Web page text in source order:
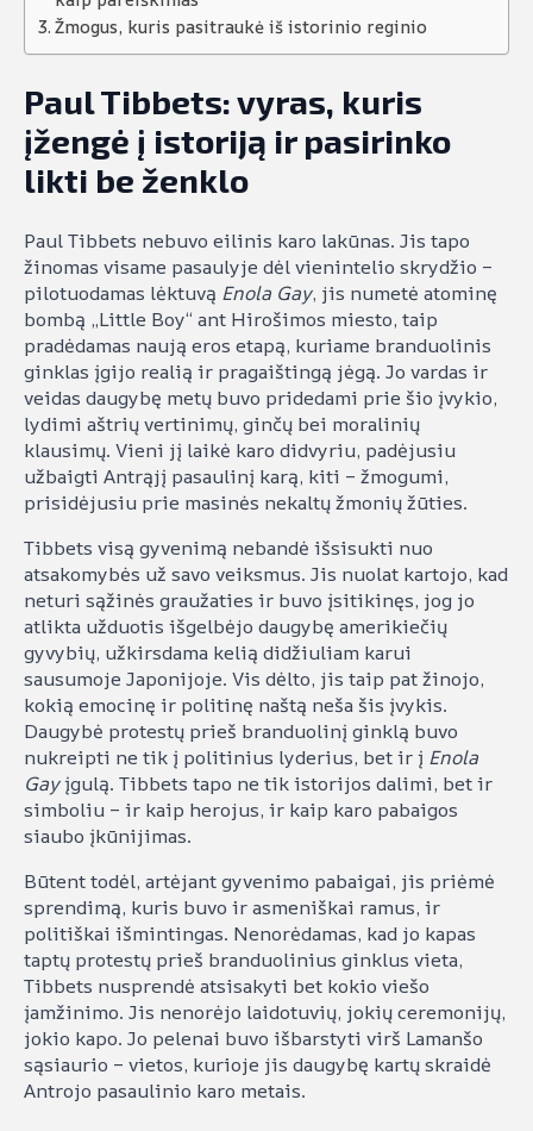
Žmogus, kuris pasitraukė iš istorinio reginio
Paul Tibbets: vyras, kuris
įžengė į istoriją ir pasirinko
likti be ženklo
Paul Tibbets nebuvo eilinis karo lakūnas. Jis tapo
žinomas visame pasaulyje dėl vienintelio skrydžio –
pilotuodamas lėktuvą Enola Gay, jis numetė atominę
bombą „Little Boy“ ant Hirošimos miesto, taip
pradėdamas naują eros etapą, kuriame branduolinis
ginklas įgijo realią ir pragaištingą jėgą. Jo vardas ir
veidas daugybę metų buvo pridedami prie šio įvykio,
lydimi aštrių vertinimų, ginčų bei moralinių
klausimų. Vieni jį laikė karo didvyriu, padėjusiu
užbaigti Antrąjį pasaulinį karą, kiti – žmogumi,
prisidėjusiu prie masinės nekaltų žmonių žūties.
Tibbets visą gyvenimą nebandė išsisukti nuo
atsakomybės už savo veiksmus. Jis nuolat kartojo, kad
neturi sąžinės graužaties ir buvo įsitikinęs, jog jo
atlikta užduotis išgelbėjo daugybę amerikiečių
gyvybių, užkirsdama kelią didžiuliam karui
sausumoje Japonijoje. Vis dėlto, jis taip pat žinojo,
kokią emocinę ir politinę naštą neša šis įvykis.
Daugybė protestų prieš branduolinį ginklą buvo
nukreipti ne tik į politinius lyderius, bet ir į Enola
Gayįgulą. Tibbets tapo ne tik istorijos dalimi, bet ir
simboliu – ir kaip herojus, ir kaip karo pabaigos
siaubo įkūnijimas.
Būtent todėl, artėjant gyvenimo pabaigai, jis priėmė
sprendimą, kuris buvo ir asmeniškai ramus, ir
politiškai išmintingas. Nenorėdamas, kad jo kapas
taptų protestų prieš branduolinius ginklus vieta,
Tibbets nusprendė atsisakyti bet kokio viešo
įamžinimo. Jis nenorėjo laidotuvių, jokių ceremonijų,
jokio kapo. Jo pelenai buvo išbarstyti virš Lamanšo
sąsiaurio – vietos, kurioje jis daugybę kartų skraidė
Antrojo pasaulinio karo metais.